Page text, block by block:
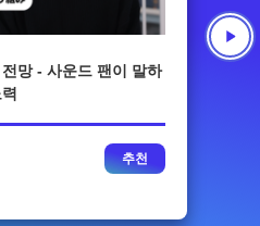
망 - 사운드 팬이 말하
추천